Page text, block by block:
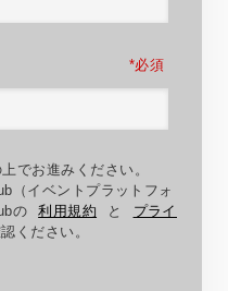
*
でお進みください。
（イベントプラットフォ
の
利用規約 と
プライ
ください。